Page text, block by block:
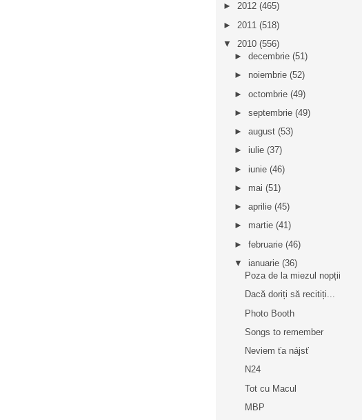
► 2012 (465)
► 2011 (518)
▼ 2010 (556)
► decembrie (51)
► noiembrie (52)
► octombrie (49)
► septembrie (49)
► august (53)
► iulie (37)
► iunie (46)
► mai (51)
► aprilie (45)
► martie (41)
► februarie (46)
▼ ianuarie (36)
Poza de la miezul nopții
Dacă doriți să recitiți...
Photo Booth
Songs to remember
Neviem ťa nájsť
N24
Tot cu Macul
MBP